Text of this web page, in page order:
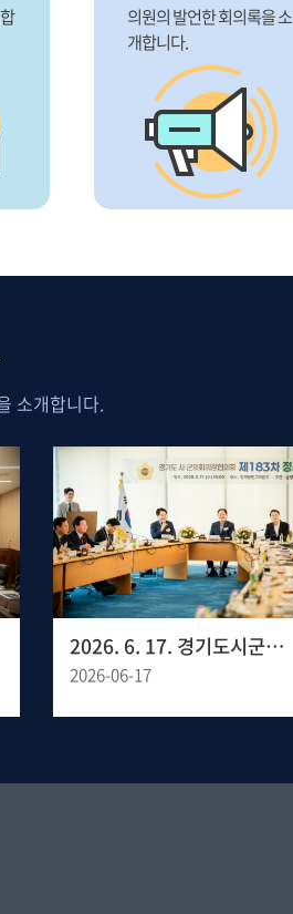
의원의 발언한 회의록을 소
개합니다.
소개합니다.
2026. 6. 17. 경기도시군의회의장협의회 제183차 정례회의
2026-06-17